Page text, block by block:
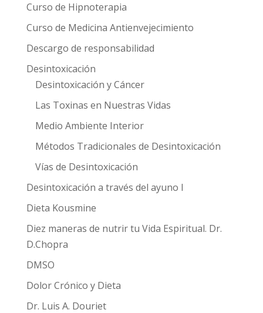
Curso de Hipnoterapia
Curso de Medicina Antienvejecimiento
Descargo de responsabilidad
Desintoxicación
Desintoxicación y Cáncer
Las Toxinas en Nuestras Vidas
Medio Ambiente Interior
Métodos Tradicionales de Desintoxicación
Vías de Desintoxicación
Desintoxicación a través del ayuno I
Dieta Kousmine
Diez maneras de nutrir tu Vida Espiritual. Dr.
D.Chopra
DMSO
Dolor Crónico y Dieta
Dr. Luis A. Douriet